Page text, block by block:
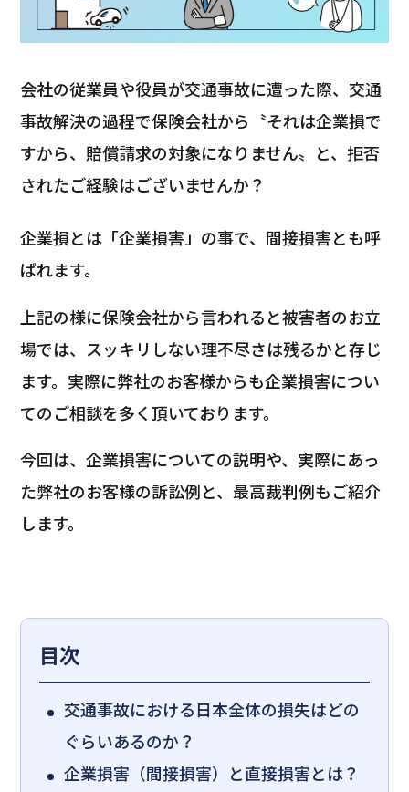
会社の従業員や役員が交通事故に遭った際、交通
事故解決の過程で保険会社から〝それは企業損で
すから、賠償請求の対象になりません〟と、拒否
されたご経験はございませんか？
企業損とは「企業損害」の事で、間接損害とも呼
ばれます。
上記の様に保険会社から言われると被害者のお立
場では、スッキリしない理不尽さは残るかと存じ
ます。実際に弊社のお客様からも企業損害につい
てのご相談を多く頂いております。
今回は、企業損害についての説明や、実際にあっ
た弊社のお客様の訴訟例と、最高裁判例もご紹介
します。
目次
交通事故における日本全体の損失はどの
ぐらいあるのか？
企業損害（間接損害）と直接損害とは？